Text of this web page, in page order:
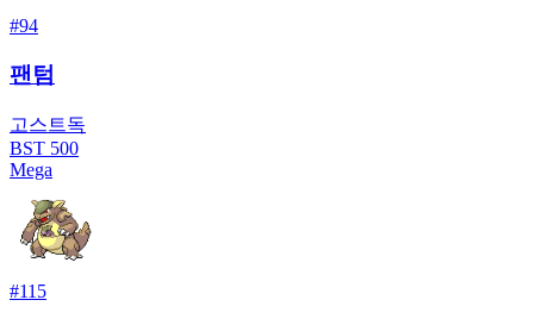
#94
팬텀
고스트독
BST 500
Mega
#115